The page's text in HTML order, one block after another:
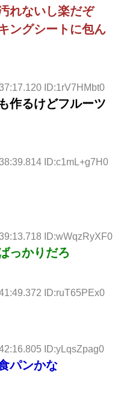
れないし楽だぞ
ングシートに包ん
ID:1rV7HMbt0
作るけどフルーツ
ID:c1mL+g7H0
ID:wWqzRyXF0
っかりだろ
ID:ruT65PEx0
ID:yLqsZpag0
パンかな